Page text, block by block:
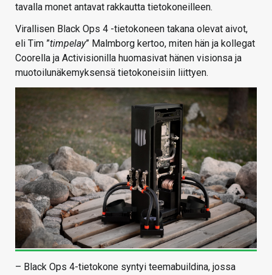
tavalla monet antavat rakkautta tietokoneilleen.
Virallisen Black Ops 4 -tietokoneen takana olevat aivot,
eli Tim ”timpelay” Malmborg kertoo, miten hän ja kollegat
Coorella ja Activisionilla huomasivat hänen visionsa ja
muotoilunäkemyksensä tietokoneisiin liittyen.
– Black Ops 4-tietokone syntyi teemabuildina, jossa